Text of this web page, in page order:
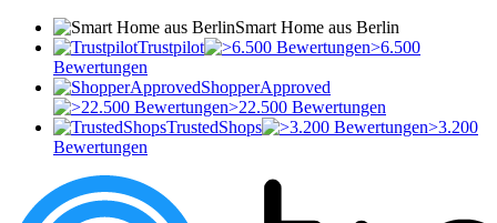
Smart Home aus Berlin
Trustpilot
>6.500
Bewertungen
ShopperApproved
>22.500 Bewertungen
TrustedShops
>3.200
Bewertungen